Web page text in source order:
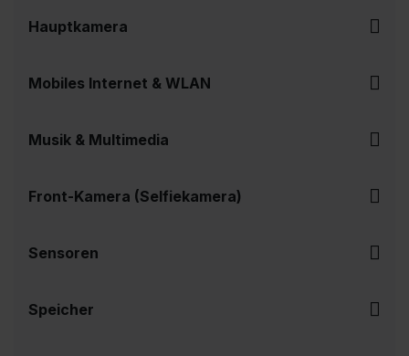
Hauptkamera
Mobiles Internet & WLAN
Musik & Multimedia
Front-Kamera (Selfiekamera)
Sensoren
Speicher